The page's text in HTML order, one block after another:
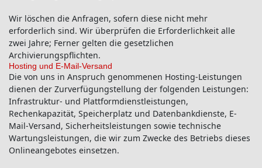
Wir löschen die Anfragen, sofern diese nicht mehr
erforderlich sind. Wir überprüfen die Erforderlichkeit alle
zwei Jahre; Ferner gelten die gesetzlichen
Archivierungspflichten.
Hosting und E-Mail-Versand
Die von uns in Anspruch genommenen Hosting-Leistungen
dienen der Zurverfügungstellung der folgenden Leistungen:
Infrastruktur- und Plattformdienstleistungen,
Rechenkapazität, Speicherplatz und Datenbankdienste, E-
Mail-Versand, Sicherheitsleistungen sowie technische
Wartungsleistungen, die wir zum Zwecke des Betriebs dieses
Onlineangebotes einsetzen.